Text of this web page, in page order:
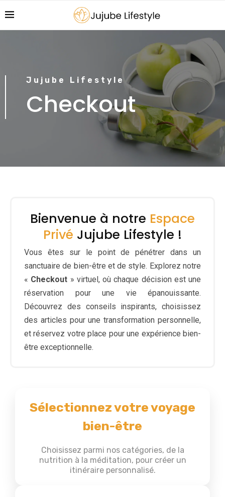
Jujube Lifestyle
Checkout
Bienvenue à notre Espace
Privé Jujube Lifestyle !
Vous êtes sur le point de pénétrer dans un
sanctuaire de bien-être et de style. Explorez notre
« Checkout » virtuel, où chaque décision est une
réservation pour une vie épanouissante.
Découvrez des conseils inspirants, choisissez
des articles pour une transformation personnelle,
et réservez votre place pour une expérience bien-
être exceptionnelle.
Sélectionnez votre voyage
bien-être
Choisissez parmi nos catégories, de la
nutrition à la méditation, pour créer un
itinéraire personnalisé.